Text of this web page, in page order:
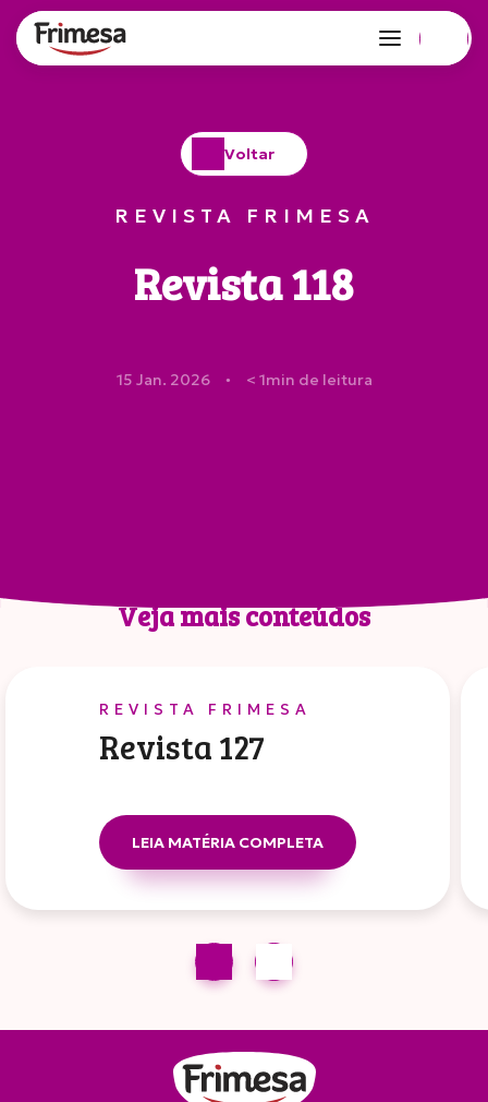
Voltar
REVISTA FRIMESA
Revista 118
15 Jan. 2026 ● < 1min de leitura
Veja mais conteúdos
REVISTA FRIMESA
Revista 127
LEIA MATÉRIA COMPLETA